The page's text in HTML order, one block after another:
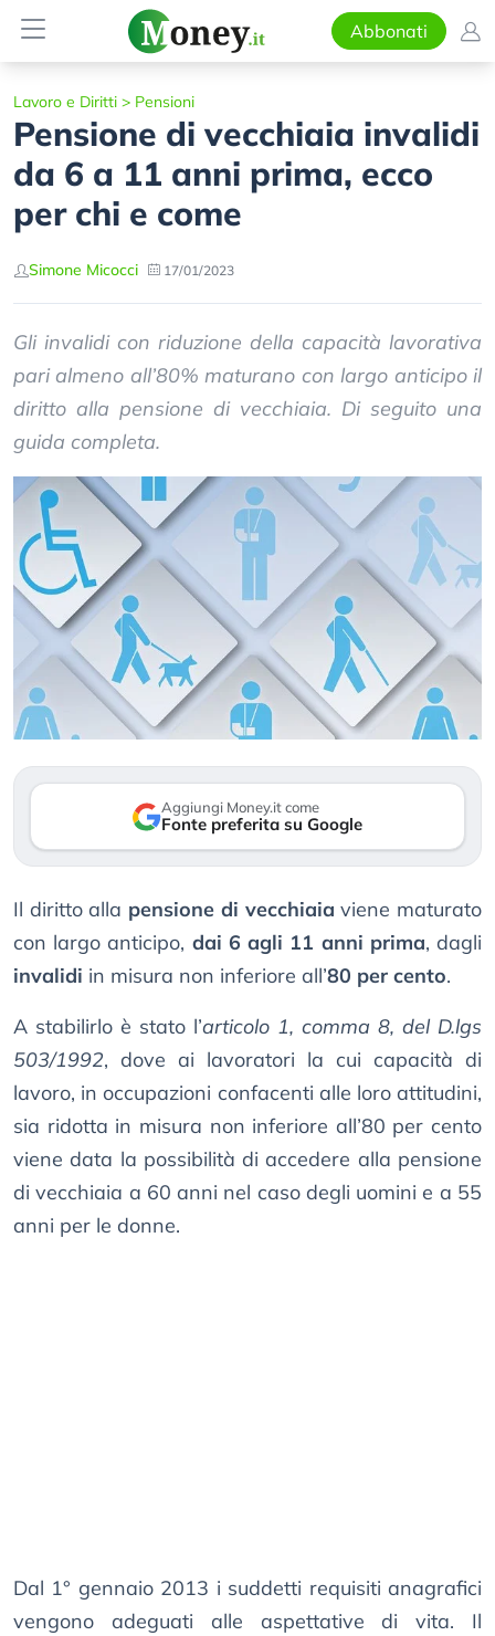
Abbonati
Lavoro e Diritti > Pensioni
Pensione di vecchiaia invalidi
da 6 a 11 anni prima, ecco
per chi e come
Simone Micocci 17/01/2023
Gli invalidi con riduzione della capacità lavorativa
pari almeno all’80% maturano con largo anticipo il
diritto alla pensione di vecchiaia. Di seguito una
guida completa.
Aggiungi Money.it come
Fonte preferita su Google
Il diritto alla pensione di vecchiaia viene maturato
con largo anticipo, dai 6 agli 11 anni prima, dagli
invalidi in misura non inferiore all’80 per cento.
A stabilirlo è stato l’articolo 1, comma 8, del D.lgs
503/1992, dove ai lavoratori la cui capacità di
lavoro, in occupazioni confacenti alle loro attitudini,
sia ridotta in misura non inferiore all’80 per cento
viene data la possibilità di accedere alla pensione
di vecchiaia a 60 anni nel caso degli uomini e a 55
anni per le donne.
Dal 1° gennaio 2013 i suddetti requisiti anagrafici
vengono adeguati alle aspettative di vita. Il